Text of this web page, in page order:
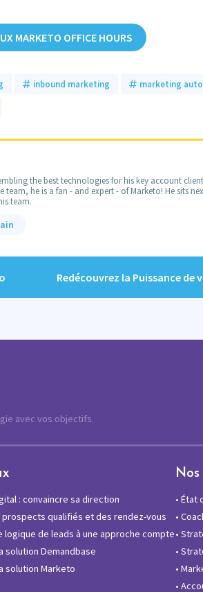
MARKETO OFFICE HOURS
inbound marketing marketing
the best technologies for his key account
he is a fan - and expert - of Marketo! He sits
team.
avec vos objectifs.
: convaincre sa direction
qualifiés et des rendez-vous
logique de leads à une approche compte
solution Demandbase
solution Marketo
Nos
• État
•
•
•
•
•